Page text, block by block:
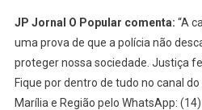
JP Jornal O Popular comenta: “A
uma prova de que a polícia não
proteger nossa sociedade. Justiça
Fique por dentro de tudo no canal do
Marília e Região pelo WhatsApp: